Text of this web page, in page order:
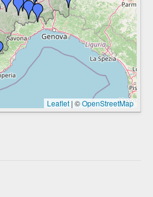
Leaflet | ©OpenStreetMap